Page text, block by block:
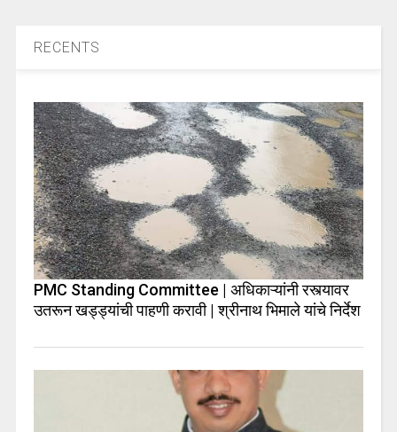
RECENTS
PMC Standing Committee | अधिकाऱ्यांनी रस्त्यावर
उतरून खड्ड्यांची पाहणी करावी | श्रीनाथ भिमाले यांचे निर्देश